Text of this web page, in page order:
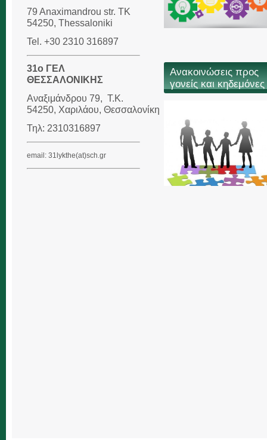
79 Anaximandrou str. TK
54250, Thessaloniki
Tel. +30 2310 316897
31ο ΓΕΛ
ΘΕΣΣΑΛΟΝΙΚΗΣ
Αναξιμάνδρου 79, Τ.Κ.
54250, Χαριλάου, Θεσσαλονίκη
Τηλ: 2310316897
email: 31lykthe(at)sch.gr
Ανακοινώσεις προς
γονείς και κηδεμόνες